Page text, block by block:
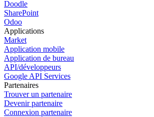
Doodle
SharePoint
Odoo
Applications
Market
Application mobile
Application de bureau
API/développeurs
Google API Services
Partenaires
Trouver un partenaire
Devenir partenaire
Connexion partenaire